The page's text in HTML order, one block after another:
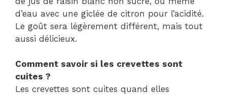
d’eau avec une giclée de citron pour l’acidité.
Le goût sera légèrement différent, mais tout
aussi délicieux.
Comment savoir si les crevettes sont
cuites ?
Les crevettes sont cuites quand elles